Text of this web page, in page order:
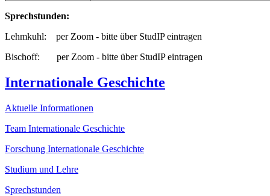
Sprechstunden:
Lehmkuhl: per Zoom - bitte über StudIP eintragen
Bischoff: per Zoom - bitte über StudIP eintragen
Internationale Geschichte
Aktuelle Informationen
Team Internationale Geschichte
Forschung Internationale Geschichte
Studium und Lehre
Sprechstunden